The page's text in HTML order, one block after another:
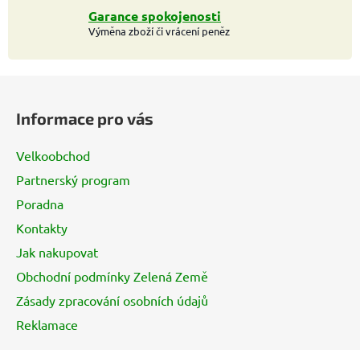
Garance spokojenosti
Výměna zboží či vrácení peněz
Informace pro vás
Velkoobchod
Partnerský program
Poradna
Kontakty
Jak nakupovat
Obchodní podmínky Zelená Země
Zásady zpracování osobních údajů
Reklamace